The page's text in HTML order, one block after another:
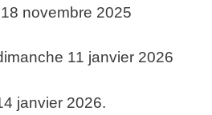
novembre 2025
11 janvier 2026
janvier 2026.